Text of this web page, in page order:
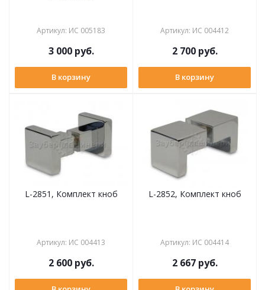
Артикул: ИС 005183
3 000руб.
В корзину
Артикул: ИС 004412
2 700руб.
В корзину
L-2851, Комплект кноб
Артикул: ИС 004413
2 600руб.
L-2852, Комплект кноб
Артикул: ИС 004414
2 667руб.